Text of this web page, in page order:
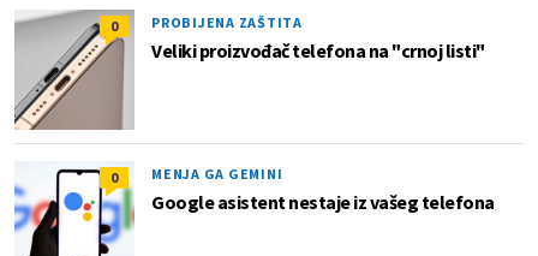
0 PROBIJENA ZAŠTITA
Veliki proizvođač telefona na "crnoj listi"
0 MENJA GA GEMINI
Google asistent nestaje iz vašeg telefona